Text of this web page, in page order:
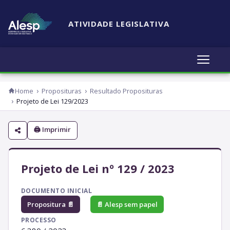
ATIVIDADE LEGISLATIVA
Home Proposituras
Resultado Proposituras
Projeto de Lei 129/2023
🖨 Imprimir
Projeto de Lei nº 129 / 2023
DOCUMENTO INICIAL
Propositura 📄 📄 Alesp sem papel
PROCESSO